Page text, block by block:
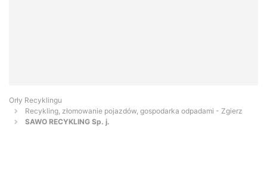
Orły Recyklingu
Recykling, złomowanie pojazdów, gospodarka odpadami - Zgierz
SAWO RECYKLING Sp. j.